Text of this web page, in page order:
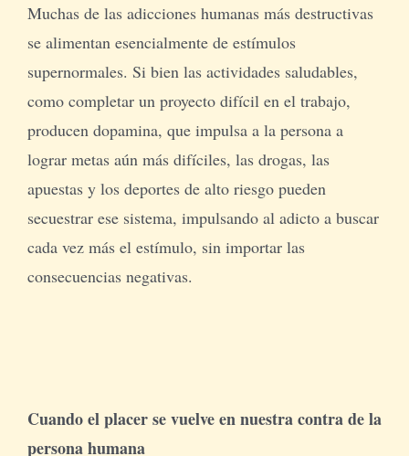
Muchas de las adicciones humanas más destructivas
se alimentan esencialmente de estímulos
supernormales. Si bien las actividades saludables,
como completar un proyecto difícil en el trabajo,
producen dopamina, que impulsa a la persona a
lograr metas aún más difíciles, las drogas, las
apuestas y los deportes de alto riesgo pueden
secuestrar ese sistema, impulsando al adicto a buscar
cada vez más el estímulo, sin importar las
consecuencias negativas.
Cuando el placer se vuelve en nuestra contra de la
persona humana